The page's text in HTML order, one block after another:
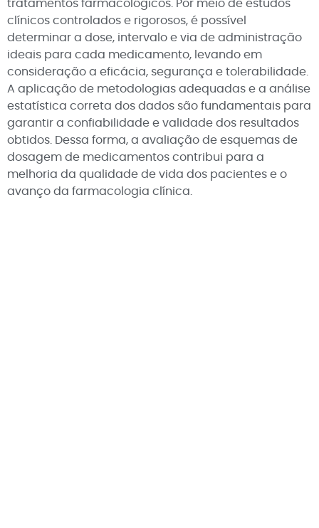
tratamentos farmacológicos. Por meio de estudos
clínicos controlados e rigorosos, é possível
determinar a dose, intervalo e via de administração
ideais para cada medicamento, levando em
consideração a eficácia, segurança e tolerabilidade.
A aplicação de metodologias adequadas e a análise
estatística correta dos dados são fundamentais para
garantir a confiabilidade e validade dos resultados
obtidos. Dessa forma, a avaliação de esquemas de
dosagem de medicamentos contribui para a
melhoria da qualidade de vida dos pacientes e o
avanço da farmacologia clínica.